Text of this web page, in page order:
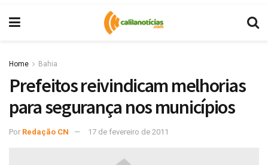
Home Bahia
Prefeitos reivindicam melhorias
para segurança nos municípios
Por Redação CN 17 de fevereiro de 2011